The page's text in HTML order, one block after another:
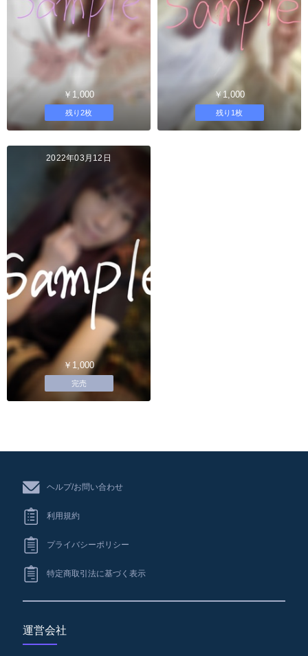
￥1,000
残り2枚
￥1,000
残り1枚
2022年03月12日
￥1,000
完売
ヘルプ/お問い合わせ
利用規約
プライバシーポリシー
特定商取引法に基づく表示
運営会社